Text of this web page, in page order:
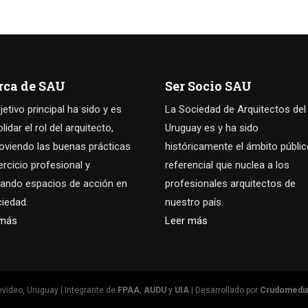
de SAU
principal ha sido y es
el rol del arquitecto,
las buenas prácticas
profesional y
espacios de acción en
Ser Socio SAU
La Sociedad de Arquitectos del
Uruguay es y ha sido
históricamente el ámbito
referencial que nuclea a los
profesionales arquitectos de
nuestro país.
Leer más
Uruguay | Integrante de FPAA AUDU y UIA | Desarrollado por